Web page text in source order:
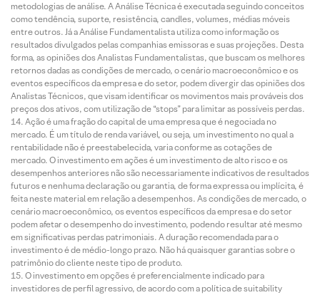
metodologias de análise. A Análise Técnica é executada seguindo conceitos
como tendência, suporte, resistência, candles, volumes, médias móveis
entre outros. Já a Análise Fundamentalista utiliza como informação os
resultados divulgados pelas companhias emissoras e suas projeções. Desta
forma, as opiniões dos Analistas Fundamentalistas, que buscam os melhores
retornos dadas as condições de mercado, o cenário macroeconômico e os
eventos específicos da empresa e do setor, podem divergir das opiniões dos
Analistas Técnicos, que visam identificar os movimentos mais prováveis dos
preços dos ativos, com utilização de “stops” para limitar as possíveis perdas.
Ação é uma fração do capital de uma empresa que é negociada no
mercado. É um título de renda variável, ou seja, um investimento no qual a
rentabilidade não é preestabelecida, varia conforme as cotações de
mercado. O investimento em ações é um investimento de alto risco e os
desempenhos anteriores não são necessariamente indicativos de resultados
futuros e nenhuma declaração ou garantia, de forma expressa ou implícita, é
feita neste material em relação a desempenhos. As condições de mercado, o
cenário macroeconômico, os eventos específicos da empresa e do setor
podem afetar o desempenho do investimento, podendo resultar até mesmo
em significativas perdas patrimoniais. A duração recomendada para o
investimento é de médio-longo prazo. Não há quaisquer garantias sobre o
patrimônio do cliente neste tipo de produto.
O investimento em opções é preferencialmente indicado para
investidores de perfil agressivo, de acordo com a política de suitability